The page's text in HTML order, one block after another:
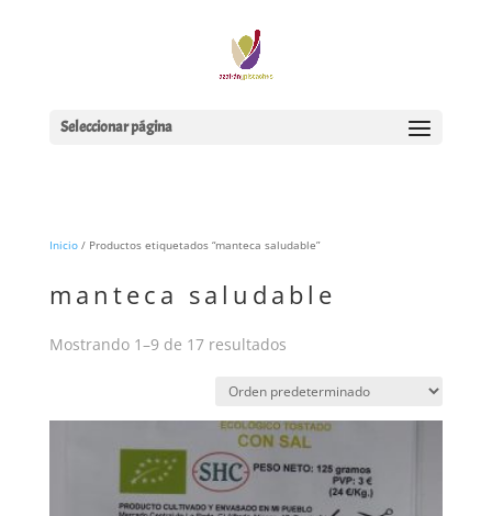
Seleccionar página
Inicio/ Productos etiquetados “manteca saludable”
manteca saludable
Mostrando 1–9 de 17 resultados